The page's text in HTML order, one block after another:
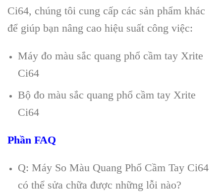
Ci64, chúng tôi cung cấp các sản phẩm khác
để giúp bạn nâng cao hiệu suất công việc:
Máy đo màu sắc quang phổ cầm tay Xrite
Ci64
Bộ đo màu sắc quang phổ cầm tay Xrite
Ci64
Phần FAQ
Q: Máy So Màu Quang Phổ Cầm Tay Ci64
có thể sửa chữa được những lỗi nào?